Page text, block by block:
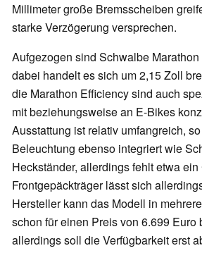
Millimeter große Bremsscheiben
starke Verzögerung versprechen.
Aufgezogen sind Schwalbe
dabei handelt es sich um 2,15 Zoll
die Marathon Efficiency sind auch
mit beziehungsweise an E-Bikes
Ausstattung ist relativ umfangreich,
Beleuchtung ebenso integriert wie
Heckständer, allerdings fehlt etwa
Frontgepäckträger lässt sich
Hersteller kann das Modell in
schon für einen Preis von 6.699 Euro
allerdings soll die Verfügbarkeit erst